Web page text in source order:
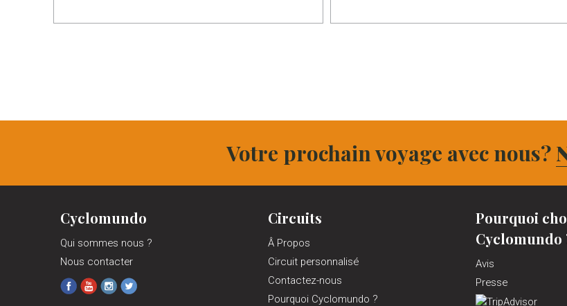
Votre prochain voyage avec nous?
Cyclomundo
Qui sommes nous ?
Nous contacter
Circuits
Â Propos
Circuit personnalisé
Contactez-nous
Pourquoi Cyclomundo ?
Pourquoi
Cyclomundo
Avis
Presse